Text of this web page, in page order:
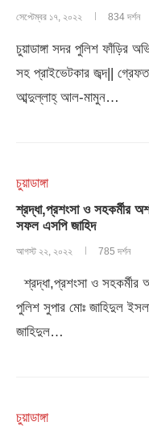
সেপ্টেম্বর ১৭, ২০২২ 834 দর্শন
চুয়াডাঙ্গা সদর পুলিশ ফাঁড়ির
সহ প্রাইভেটকার জব্দ||
আব্দুল্লাহ্ আল-মামুন…
চুয়াডাঙ্গা
শ্রদ্ধা,প্রশংসা ও সহকর্মীর
সফল এসপি জাহিদ
আগস্ট ২২, ২০২২ 785 দর্শন
শ্রদ্ধা,প্রশংসা ও সহকর্মীর
পুলিশ সুপার মোঃ জাহিদুল
জাহিদুল…
চুয়াডাঙ্গা